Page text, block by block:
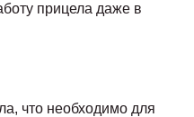
прицела даже в
что необходимо для